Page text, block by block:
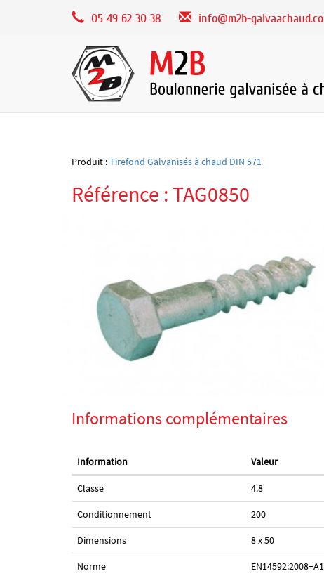
05 49 62 30 38 info@m2b-
Produit :Tirefond Galvanisés à chaud DIN 571
Référence : TAG0850
Informations complémentaires
Information Valeur
Classe 4.8
Conditionnement 200
Dimensions 8 x 50
Norme